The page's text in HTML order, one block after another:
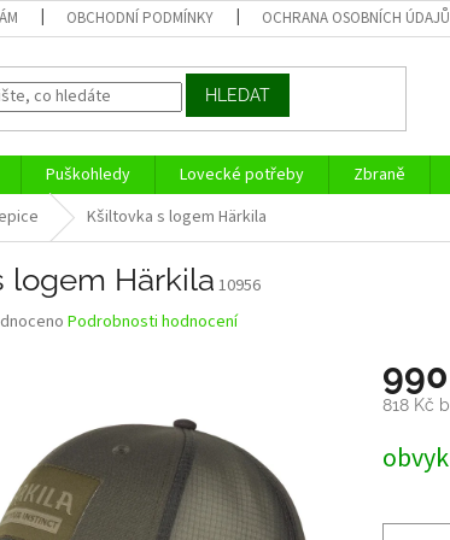
OBCHODNÍ PODMÍNKY OCHRANA OSOBNÍCH ÚDAJŮ
HLEDAT
Puškohledy Lovecké potřeby Zbraně
Kšiltovka s logem Härkila
logem Härkila 10956
Podrobnosti hodnocení
818 Kč
cena: